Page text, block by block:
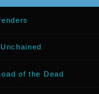
of the Dead